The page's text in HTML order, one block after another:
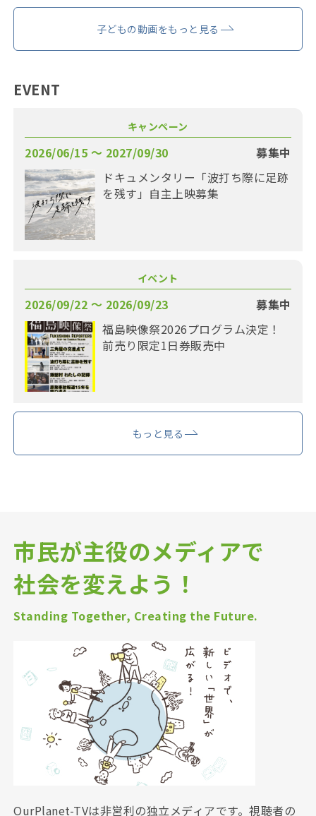
子どもの動画をもっと見る
EVENT
キャンペーン
2026/06/15 〜 2027/09/30
募集中
ドキュメンタリー「波打ち際に足跡
を残す」自主上映募集
イベント
2026/09/22 〜 2026/09/23
募集中
福島映像祭2026プログラム決定！
前売り限定1日券販売中
もっと見る
市民が主役のメディアで
社会を変えよう！
Standing Together, Creating the Future.
OurPlanet-TVは非営利の独立メディアです。視聴者の